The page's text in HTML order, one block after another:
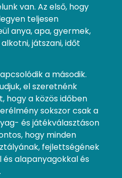
van. Az első, hogy
teljesen
anya, apa, gyermek,
játszani, időt
a második.
el szeretnénk
hogy a közös időben
sokszor csak a
és játékválasztáson
hogy minden
fejlettségének
alapanyagokkal és